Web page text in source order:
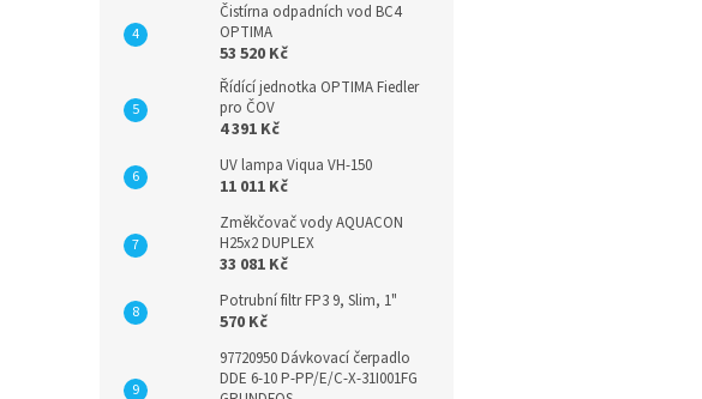
Čistírna odpadních vod BC4
OPTIMA
53 520 Kč
Řídící jednotka OPTIMA Fiedler
pro ČOV
4 391 Kč
UV lampa Viqua VH-150
11 011 Kč
Změkčovač vody AQUACON
H25x2 DUPLEX
33 081 Kč
Potrubní filtr FP3 9, Slim, 1"
570 Kč
97720950 Dávkovací čerpadlo
DDE 6-10 P-PP/E/C-X-31I001FG